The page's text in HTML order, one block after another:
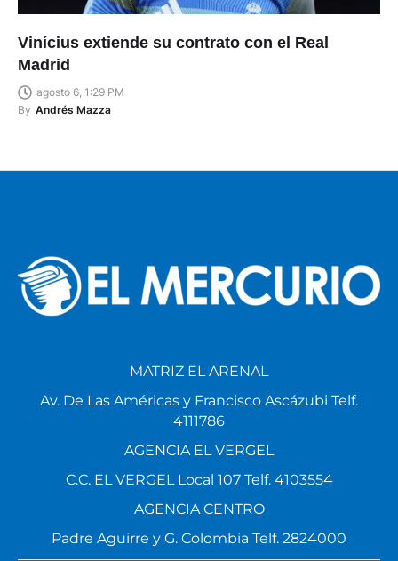
Vinícius extiende su contrato con el Real
Madrid
agosto 6, 1:29 PM
By Andrés Mazza
MATRIZ EL ARENAL
Av. De Las Américas y Francisco Ascázubi Telf.
4111786
AGENCIA EL VERGEL
C.C. EL VERGEL Local 107 Telf. 4103554
AGENCIA CENTRO
Padre Aguirre y G. Colombia Telf. 2824000